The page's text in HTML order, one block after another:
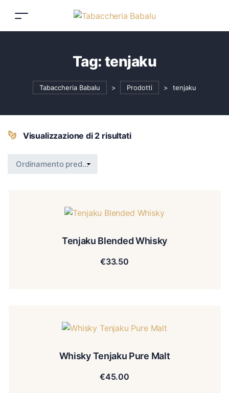
Tag:tenjaku
Tabaccheria Babalu > Prodotti > tenjaku
Visualizzazione di 2 risultati
Tenjaku Blended Whisky
€33.50
Whisky Tenjaku Pure Malt
€45.00